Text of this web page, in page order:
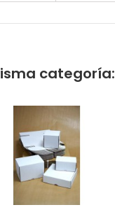
categoría: